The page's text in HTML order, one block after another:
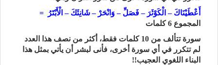
أَعْطَيْنَاكَ – الْكَوْثَرَ – فَصَلِّ – وَانْحَرْ – شَانِئَكَ – الْأَبْتَرُ =
المجموع 6 كلمات
سورة تتألف من 10 كلمات فقط، أكثر من نصف هذا العدد
لم تتكرر في أي سورة أخرى، فأنى لبشر أن يأتي بمثل هذا
البناء اللغوي العجيب!!